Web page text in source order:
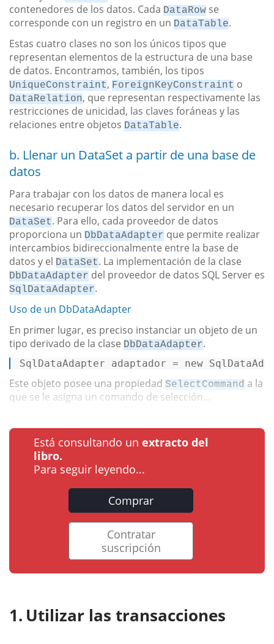
contenedores de los datos. Cada DataRow se
corresponde con un registro en un DataTable.
Estas cuatro clases no son los únicos tipos que
representan elementos de la estructura de una base
de datos. Encontramos, también, los tipos
UniqueConstraint, ForeignKeyConstraint o
DataRelation, que representan respectivamente las
restricciones de unicidad, las claves foráneas y las
relaciones entre objetos DataTable.
b. Llenar un DataSet a partir de una base de
datos
Para trabajar con los datos de manera local es
necesario recuperar los datos del servidor en un
DataSet. Para ello, cada proveedor de datos
proporciona un DbDataAdapter que permite realizar
intercambios bidireccionalmente entre la base de
datos y el DataSet. La implementación de la clase
DbDataAdapter del proveedor de datos SQL Server es
SqlDataAdapter.
Uso de un DbDataAdapter
En primer lugar, es preciso instanciar un objeto de un
tipo derivado de la clase DbDataAdapter.
SqlDataAdapter adaptador = new
Este objeto posee una propiedad SelectCommand a la
que se le asigna un comando de selección...
Está consultando un extracto del
libro.
Para seguir leyendo...
Comprar
Contratar
suscripción
Utilizar las transacciones